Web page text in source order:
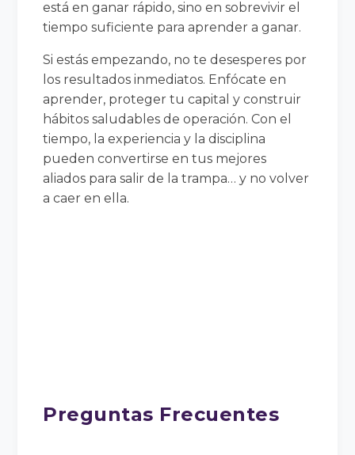
está en ganar rápido, sino en sobrevivir el
tiempo suficiente para aprender a ganar.
Si estás empezando, no te desesperes por
los resultados inmediatos. Enfócate en
aprender, proteger tu capital y construir
hábitos saludables de operación. Con el
tiempo, la experiencia y la disciplina
pueden convertirse en tus mejores
aliados para salir de la trampa… y no volver
a caer en ella.
Preguntas Frecuentes